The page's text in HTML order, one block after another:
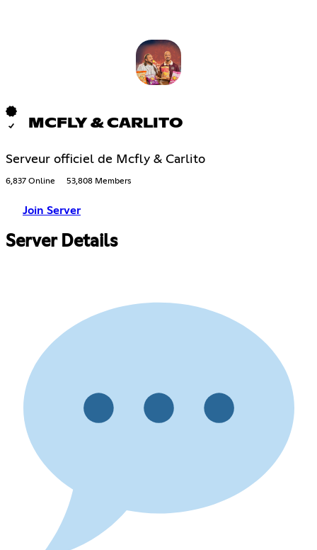
MCFLY & CARLITO
Serveur officiel de Mcfly & Carlito
6,837 Online 53,808 Members
Join Server
Server Details